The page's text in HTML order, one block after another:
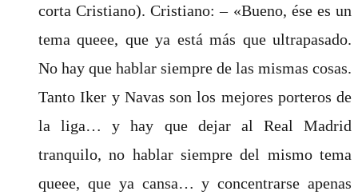
corta Cristiano). Cristiano: – «Bueno, ése es un
tema queee, que ya está más que ultrapasado.
No hay que hablar siempre de las mismas cosas.
Tanto Iker y Navas son los mejores porteros de
la liga… y hay que dejar al Real Madrid
tranquilo, no hablar siempre del mismo tema
queee, que ya cansa… y concentrarse apenas